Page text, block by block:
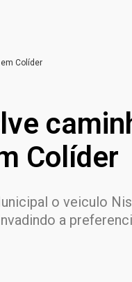
Colíder
Colíder
o veiculo
a